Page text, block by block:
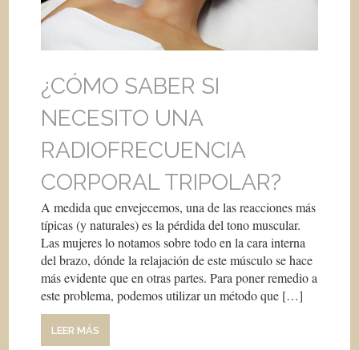
¿CÓMO SABER SI
NECESITO UNA
RADIOFRECUENCIA
CORPORAL TRIPOLAR?
A medida que envejecemos, una de las reacciones más
típicas (y naturales) es la pérdida del tono muscular.
Las mujeres lo notamos sobre todo en la cara interna
del brazo, dónde la relajación de este músculo se hace
más evidente que en otras partes. Para poner remedio a
este problema, podemos utilizar un método que […]
LEER MÁS